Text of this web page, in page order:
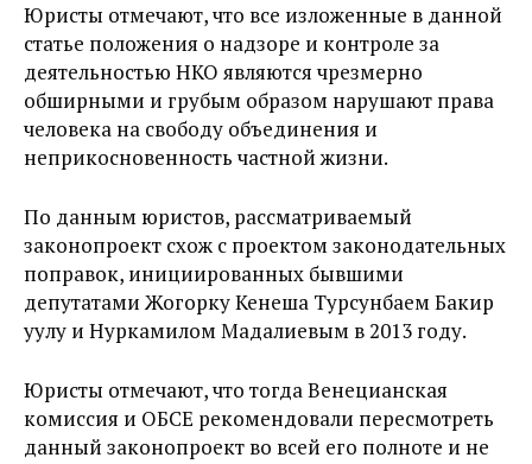
Юристы отмечают, что все изложенные в данной
статье положения о надзоре и контроле за
деятельностью НКО являются чрезмерно
обширными и грубым образом нарушают права
человека на свободу объединения и
неприкосновенность частной жизни.
По данным юристов, рассматриваемый
законопроект схож с проектом законодательных
поправок, инициированных бывшими
депутатами Жогорку Кенеша Турсунбаем Бакир
уулу и Нуркамилом Мадалиевым в 2013 году.
Юристы отмечают, что тогда Венецианская
комиссия и ОБСЕ рекомендовали пересмотреть
данный законопроект во всей его полноте и не